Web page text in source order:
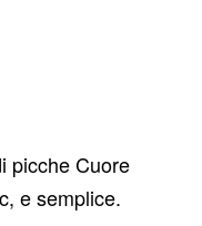
picche Cuore
e semplice.